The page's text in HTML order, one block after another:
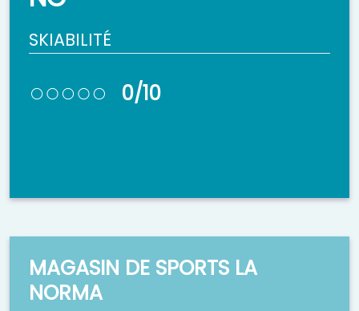
SKIABILITÉ
0/10
MAGASIN DE SPORTS LA
NORMA